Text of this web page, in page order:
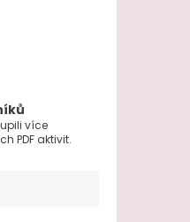
více
PDF aktivit.